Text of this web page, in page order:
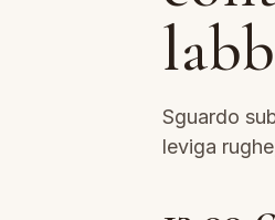
Sguardo
leviga